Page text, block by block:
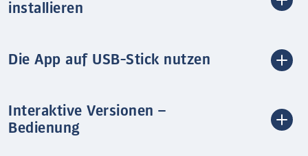
installieren
Die App auf USB-Stick nutzen
Interaktive Versionen –
Bedienung